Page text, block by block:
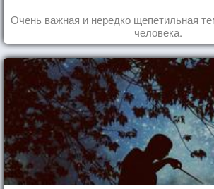
Очень важная и нередко щепетильная
человека.